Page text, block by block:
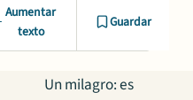
Aumentar
texto
Guardar
Un milagro: es